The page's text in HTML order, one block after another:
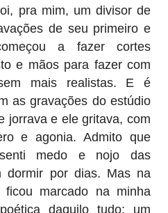
pra mim, um divisor de
de seu primeiro e
a fazer cortes
e mãos para fazer com
mais realistas. E é
as gravações do estúdio
jorrava e ele gritava, com
e agonia. Admito que
medo e nojo das
dormir por dias. Mas na
marcado na minha
daquilo tudo: um